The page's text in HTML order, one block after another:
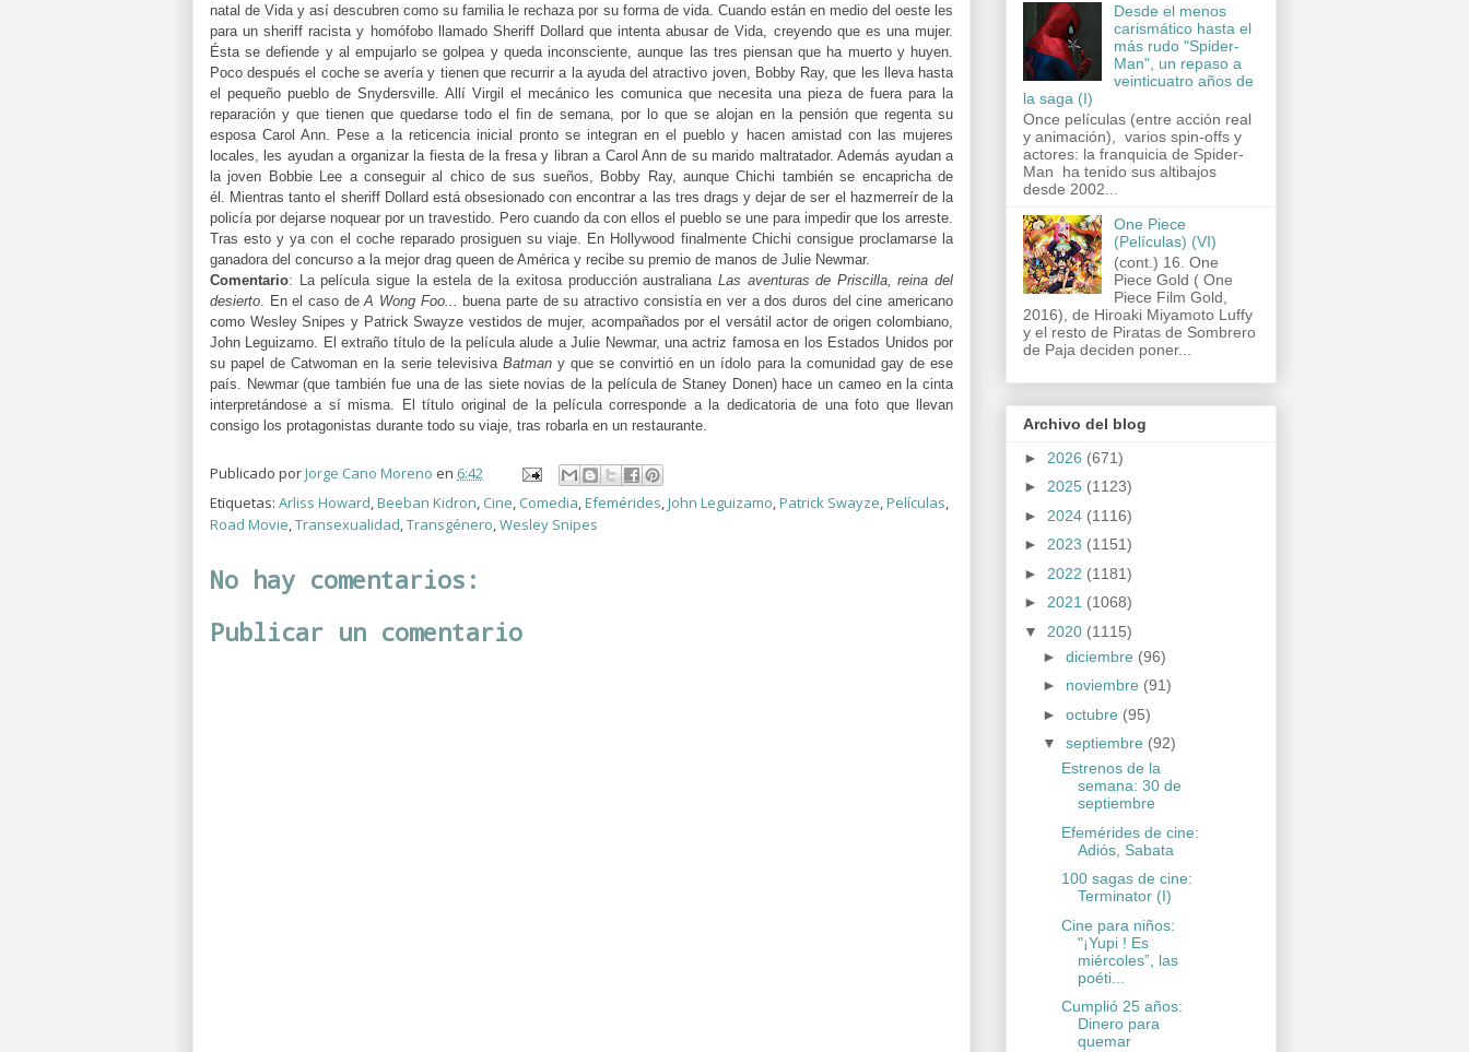
natal de Vida y así descubren como su familia le rechaza por su forma de vida. Cuando están en medio del oeste les
para un sheriff racista y homófobo llamado Sheriff Dollard que intenta abusar de Vida, creyendo que es una mujer.
Ésta se defiende y al empujarlo se golpea y queda inconsciente, aunque las tres piensan que ha muerto y huyen.
Poco después el coche se avería y tienen que recurrir a la ayuda del atractivo joven, Bobby Ray, que les lleva hasta
el pequeño pueblo de Snydersville. Allí Virgil el mecánico les comunica que necesita una pieza de fuera para la
reparación y que tienen que quedarse todo el fin de semana, por lo que se alojan en la pensión que regenta su
esposa Carol Ann. Pese a la reticencia inicial pronto se integran en el pueblo y hacen amistad con las mujeres
locales, les ayudan a organizar la fiesta de la fresa y libran a Carol Ann de su marido maltratador. Además ayudan a
la joven Bobbie Lee a conseguir al chico de sus sueños, Bobby Ray, aunque Chichi también se encapricha de
él.
Mientras tanto el sheriff Dollard está obsesionado con encontrar a las tres drags y dejar de ser el hazmerreír de la
policía por dejarse noquear por un travestido. Pero cuando da con ellos el pueblo se une para impedir que los arreste.
Tras esto y ya con el coche reparado prosiguen su viaje. En Hollywood finalmente Chichi consigue proclamarse la
ganadora del concurso a la mejor drag queen de América y recibe su premio de manos de Julie Newmar.
Comentario: La película sigue la estela de la exitosa producción australiana Las aventuras de Priscilla, reina del
desierto . En el caso deA Wong Foo...
buena parte de su atractivo consistía en ver a dos duros del cine americano
como Wesley Snipes y Patrick Swayze vestidos de mujer, acompañados por el versátil actor de origen colombiano,
John Leguizamo.
El extraño título de la película alude a Julie Newmar, una actriz famosa en los Estados Unidos por
su papel de Catwoman en la serie televisiva Batmany que se convirtió en un ídolo para la comunidad gay de ese
país. Newmar (que también fue una de las siete novias de la película de Staney Donen) hace un cameo en la cinta
interpretándose a sí misma.
El título original de la película corresponde a la dedicatoria de una foto que llevan
consigo los protagonistas durante todo su viaje, tras robarla en un restaurante.
Publicado porJorge Cano Moreno en 6:42
Etiquetas: Arliss Howard,Beeban Kidron, Cine, Comedia,Efemérides,John Leguizamo,Patrick Swayze,Películas,
Road Movie,Transexualidad,Transgénero,Wesley Snipes
No hay comentarios:
Publicar un comentario
Desde el menos
carismático hasta el
más rudo "Spider-
Man", un repaso a
veinticuatro años de
la saga (I)
Once películas (entre acción real
y animación), varios spin-offs y
actores: la franquicia de Spider-
Man ha tenido sus altibajos
desde 2002...
One Piece
(Películas) (VI)
(cont.) 16. One
Piece Gold ( One
Piece Film Gold,
2016), de Hiroaki Miyamoto Luffy
y el resto de Piratas de Sombrero
de Paja deciden poner...
Archivo del blog
► 2026 (671)
► 2025 (1123)
► 2024 (1116)
► 2023 (1151)
► 2022 (1181)
► 2021 (1068)
▼ 2020 (1115)
► diciembre (96)
► noviembre (91)
► octubre (95)
▼ septiembre (92)
Estrenos de la
semana: 30 de
septiembre
Efemérides de cine:
Adiós, Sabata
100 sagas de cine:
Terminator (I)
Cine para niños:
"¡Yupi ! Es
miércoles”, las
poéti...
Cumplió 25 años:
Dinero para
quemar